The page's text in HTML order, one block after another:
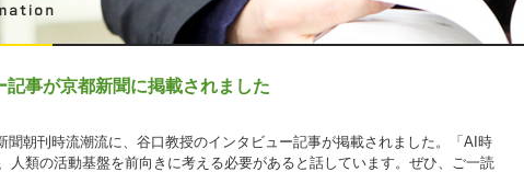
事が京都新聞に掲載されました
朝刊時流潮流に、谷口教授のインタビュー記事が掲載されました。「AI時
人類の活動基盤を前向きに考える必要があると話しています。ぜひ、ご一読